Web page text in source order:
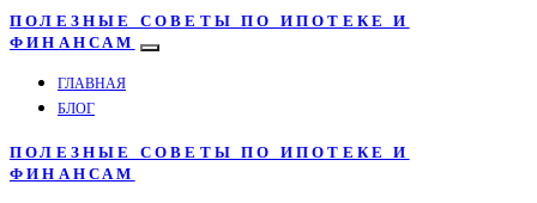
ПОЛЕЗНЫЕ СОВЕТЫ ПО ИПОТЕКЕ И
ФИНАНСАМ
ГЛАВНАЯ
БЛОГ
ПОЛЕЗНЫЕ СОВЕТЫ ПО ИПОТЕКЕ И
ФИНАНСАМ